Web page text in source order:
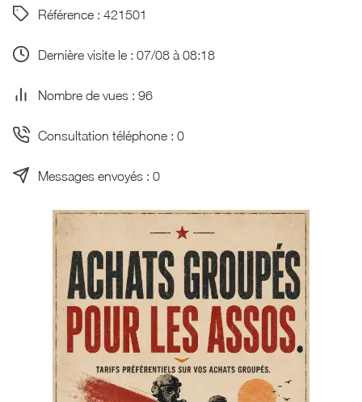
Référence : 421501
Dernière visite le : 07/08 à 08:18
Nombre de vues : 96
Consultation téléphone : 0
Messages envoyés : 0